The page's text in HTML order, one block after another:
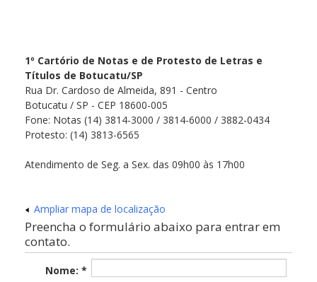
1º Cartório de Notas e de Protesto de Letras e
Títulos de Botucatu/SP
Rua Dr. Cardoso de Almeida, 891 - Centro
Botucatu / SP - CEP 18600-005
Fone: Notas (14) 3814-3000 / 3814-6000 / 3882-0434
Protesto: (14) 3813-6565
Atendimento de Seg. a Sex. das 09h00 às 17h00
Ampliar mapa de localização
Preencha o formulário abaixo para entrar em
contato.
Nome: *